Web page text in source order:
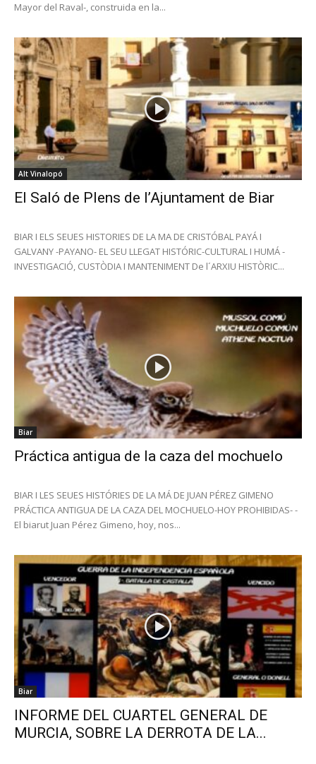
Mayor del Raval-, construida en la...
Alt Vinalopó
El Saló de Plens de l’Ajuntament de Biar
BIAR I ELS SEUES HISTORIES DE LA MA DE CRISTÓBAL PAYÁ I
GALVANY -PAYANO- EL SEU LLEGAT HISTÓRIC-CULTURAL I HUMÁ -
INVESTIGACIÓ, CUSTÒDIA I MANTENIMENT De l´ARXIU HISTÒRIC...
Biar
Práctica antigua de la caza del mochuelo
BIAR I LES SEUES HISTÓRIES DE LA MÁ DE JUAN PÉREZ GIMENO
PRÁCTICA ANTIGUA DE LA CAZA DEL MOCHUELO-HOY PROHIBIDAS- -
El biarut Juan Pérez Gimeno, hoy, nos...
Biar
INFORME DEL CUARTEL GENERAL DE
MURCIA, SOBRE LA DERROTA DE LA...